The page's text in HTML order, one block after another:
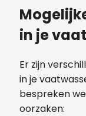
in je
Er zijn
in je
bespreken
oorzaken: